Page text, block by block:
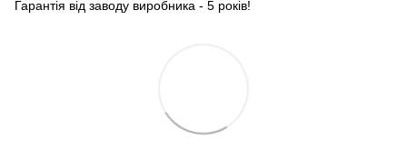
Гарантія від заводу виробника - 5 років!